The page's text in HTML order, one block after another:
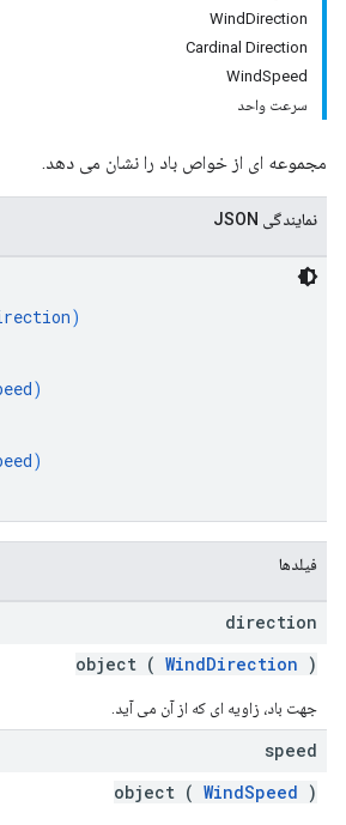
WindDirection
Cardinal Direction
WindSpeed
سرعت واحد
مجموعه ای از خواص باد را نشان می دهد.
نمایندگی JSON
)
)
)
فیلدها
direction
object ( WindDirection )
جهت باد، زاویه ای که از آن می آید.
speed
object ( WindSpeed )